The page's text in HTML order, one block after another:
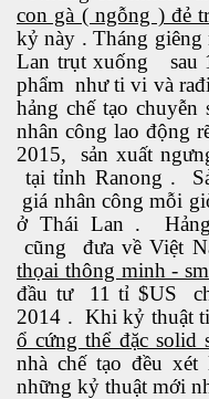
con gà ( ngỗng ) đẻ
kỷ này . Tháng
Lan trụt xuống sau
phẩm như ti vi và
hảng chế tạo
nhân công lao động
2015, sản xuất
tại tỉnh Ranong .
giá nhân công mỗi
ở Thái Lan . Hảng
cũng đưa về Việt
thọai thông minh -
đầu tư 11 tỉ $US
2014 . Khi kỷ thuật
ổ cứng thể đặc solid
nhà chế tạo đều
những kỷ thuật mới
thế giới